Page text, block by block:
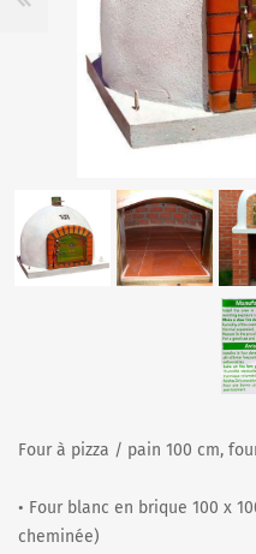
Four à pizza / pain 100 cm,
• Four blanc en brique 100 x
cheminée)